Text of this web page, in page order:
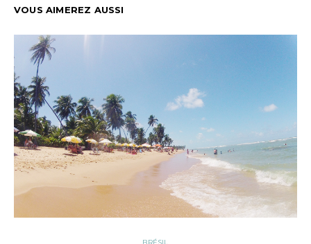
VOUS AIMEREZ AUSSI